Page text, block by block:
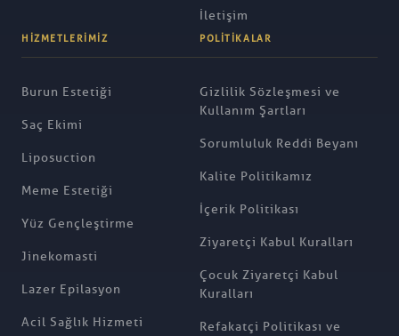
İletişim
HIZMETLERIMIZ
Burun Estetiği
Saç Ekimi
Liposuction
Meme Estetiği
Yüz Gençleştirme
Jinekomasti
Lazer Epilasyon
Acil Sağlık Hizmeti
POLITIKALAR
Gizlilik Sözleşmesi ve
Kullanım Şartları
Sorumluluk Reddi Beyanı
Kalite Politikamız
İçerik Politikası
Ziyaretçi Kabul Kuralları
Çocuk Ziyaretçi Kabul
Kuralları
Refakatçi Politikası ve